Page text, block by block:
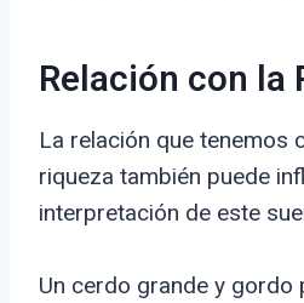
Relación con la
La relación que tenemos
riqueza también puede
interpretación de este
Un cerdo grande y gordo